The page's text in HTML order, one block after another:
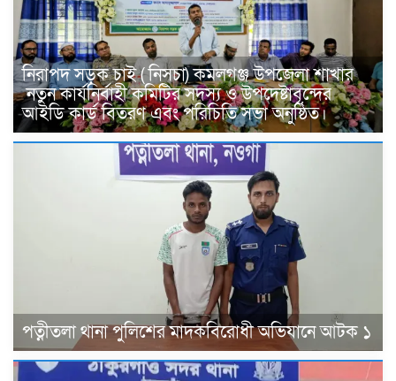
নিরাপদ সড়ক চাই ( নিসচা) কমলগঞ্জ উপজেলা শাখার
নতুন কার্যনির্বাহী কমিটির সদস্য ও উপদেষ্টাবৃন্দের
আইডি কার্ড বিতরণ এবং পরিচিতি সভা অনুষ্ঠিত।
পত্নীতলা থানা পুলিশের মাদকবিরোধী অভিযানে আটক ১